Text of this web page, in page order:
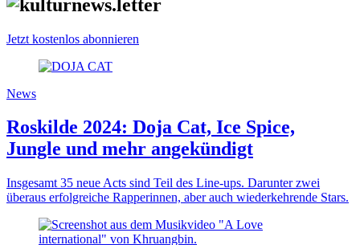
Jetzt kostenlos abonnieren
News
Roskilde 2024: Doja Cat, Ice Spice,
Jungle und mehr angekündigt
Insgesamt 35 neue Acts sind Teil des Line-ups. Darunter zwei
überaus erfolgreiche Rapperinnen, aber auch wiederkehrende Stars.